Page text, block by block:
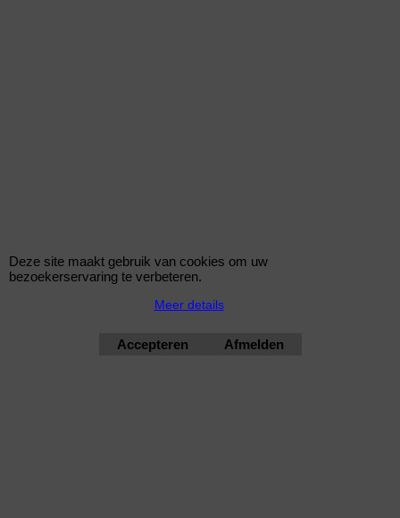
Deze site maakt gebruik van cookies om uw
bezoekerservaring te verbeteren.
Meer details
Accepteren Afmelden